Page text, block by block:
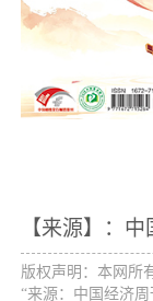
【来源】：
版权声明：本网所
“来源：中国经济